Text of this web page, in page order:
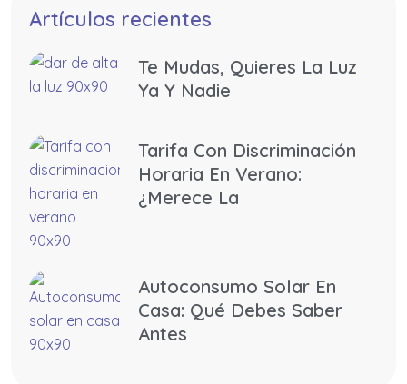
Artículos recientes
Te Mudas, Quieres La Luz
Ya Y Nadie
Tarifa Con Discriminación
Horaria En Verano:
¿merece La
Autoconsumo Solar En
Casa: Qué Debes Saber
Antes